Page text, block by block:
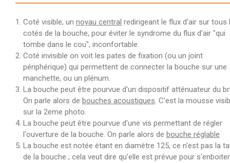
Coté visible, un noyau central redirigeant le flux d'air sur tous
cotés de la bouche, pour éviter le syndrome du flux d'air "qui
tombe dans le cou", inconfortable.
Coté invisible on voit les pates de fixation (ou un joint
périphérique) qui permettent de connecter la bouche sur une
manchette, ou un plénum.
La bouche peut être pourvue d'un dispositif atténuateur du
On parle alors de bouches acoustiques. C'est la mousse
sur la 2eme photo.
La bouche peut être pourvue d'une vis permettant de régler
l'ouverture de la bouche. On parle alors de bouche réglable
La bouche est notée étant en diamètre 125, ce n'est pas la
de la bouche ; cela veut dire qu'elle est prévue pour s'enboiter